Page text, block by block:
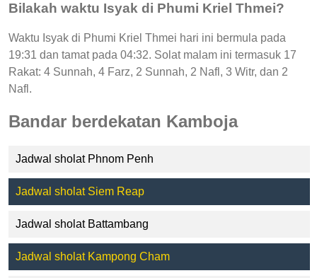
Bilakah waktu Isyak di Phumi Kriel Thmei?
Waktu Isyak di Phumi Kriel Thmei hari ini bermula pada
19:31 dan tamat pada 04:32. Solat malam ini termasuk 17
Rakat: 4 Sunnah, 4 Farz, 2 Sunnah, 2 Nafl, 3 Witr, dan 2
Nafl.
Bandar berdekatan Kamboja
Jadwal sholat Phnom Penh
Jadwal sholat Siem Reap
Jadwal sholat Battambang
Jadwal sholat Kampong Cham